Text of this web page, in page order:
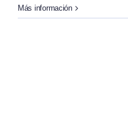
Más información